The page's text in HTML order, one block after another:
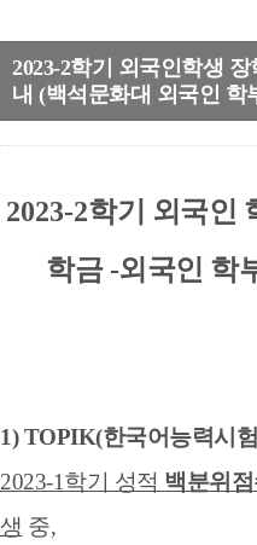
2023-2학기 외국인학생
내 (백석문화대 외국인 학
2023-2학기 외국인
학금 -외국인 학
1) TOPIK(한국어능력시
2023-1학기 성적 백분위
생 중,